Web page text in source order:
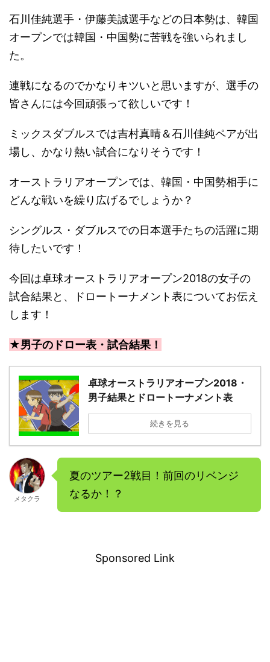
石川佳純選手・伊藤美誠選手などの日本勢は、韓国
オープンでは韓国・中国勢に苦戦を強いられまし
た。
連戦になるのでかなりキツいと思いますが、選手の
皆さんには今回頑張って欲しいです！
ミックスダブルスでは吉村真晴＆石川佳純ペアが出
場し、かなり熱い試合になりそうです！
オーストラリアオープンでは、韓国・中国勢相手に
どんな戦いを繰り広げるでしょうか？
シングルス・ダブルスでの日本選手たちの活躍に期
待したいです！
今回は卓球オーストラリアオープン2018の女子の
試合結果と、ドロートーナメント表についてお伝え
します！
★男子のドロー表・試合結果！
卓球オーストラリアオープン2018・
男子結果とドロートーナメント表
続きを見る
メタクラ
夏のツアー2戦目！前回のリベンジ
なるか！？
Sponsored Link